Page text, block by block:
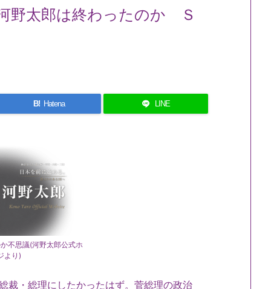
野太郎は終わったのか Ｓ
B! Hatena LINE
不思議(河野太郎公式ホ
より)
裁・総理にしたかったはず。菅総理の政治